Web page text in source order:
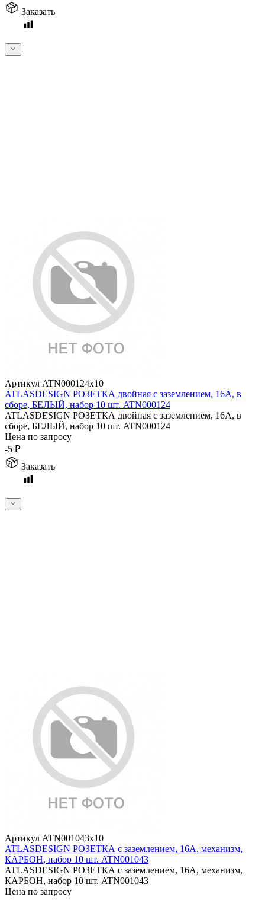
Заказать
Артикул ATN000124x10
ATLASDESIGN РОЗЕТКА двойная с заземлением, 16А, в
сборе, БЕЛЫЙ, набор 10 шт. ATN000124
ATLASDESIGN РОЗЕТКА двойная с заземлением, 16А, в
сборе, БЕЛЫЙ, набор 10 шт. ATN000124
Цена по запросу
-5 ₽
Заказать
Артикул ATN001043x10
ATLASDESIGN РОЗЕТКА с заземлением, 16А, механизм,
КАРБОН, набор 10 шт. ATN001043
ATLASDESIGN РОЗЕТКА с заземлением, 16А, механизм,
КАРБОН, набор 10 шт. ATN001043
Цена по запросу